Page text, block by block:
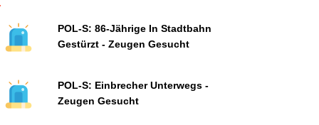
POL-S: 86-Jährige In Stadtbahn
Gestürzt - Zeugen Gesucht
POL-S: Einbrecher Unterwegs -
Zeugen Gesucht